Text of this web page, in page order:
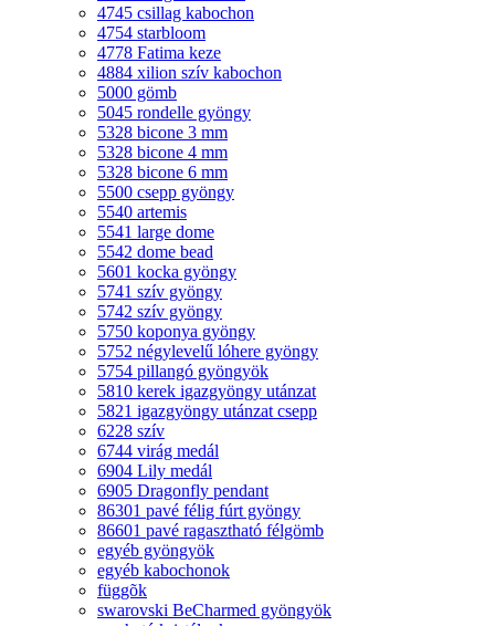
4745 csillag kabochon
4754 starbloom
4778 Fatima keze
4884 xilion szív kabochon
5000 gömb
5045 rondelle gyöngy
5328 bicone 3 mm
5328 bicone 4 mm
5328 bicone 6 mm
5500 csepp gyöngy
5540 artemis
5541 large dome
5542 dome bead
5601 kocka gyöngy
5741 szív gyöngy
5742 szív gyöngy
5750 koponya gyöngy
5752 négylevelű lóhere gyöngy
5754 pillangó gyöngyök
5810 kerek igazgyöngy utánzat
5821 igazgyöngy utánzat csepp
6228 szív
6744 virág medál
6904 Lily medál
6905 Dragonfly pendant
86301 pavé félig fúrt gyöngy
86601 pavé ragasztható félgömb
egyéb gyöngyök
egyéb kabochonok
függõk
swarovski BeCharmed gyöngyök